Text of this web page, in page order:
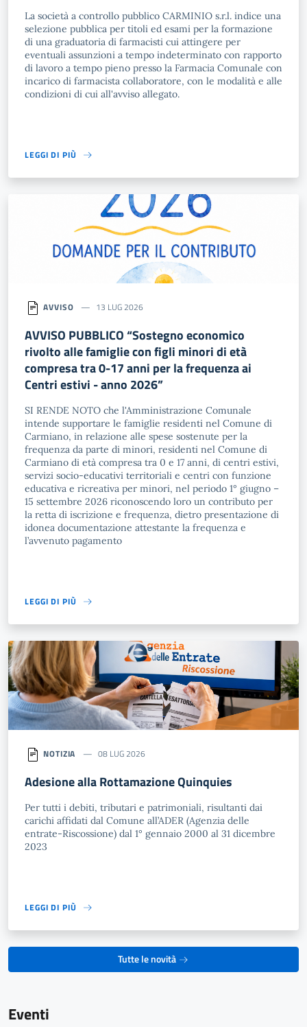
La società a controllo pubblico CARMINIO s.r.l. indice una
selezione pubblica per titoli ed esami per la formazione
di una graduatoria di farmacisti cui attingere per
eventuali assunzioni a tempo indeterminato con rapporto
di lavoro a tempo pieno presso la Farmacia Comunale con
incarico di farmacista collaboratore, con le modalità e alle
condizioni di cui all'avviso allegato.
LEGGI DI PIÙ
AVVISO 13 LUG 2026
AVVISO PUBBLICO “Sostegno economico
rivolto alle famiglie con figli minori di età
compresa tra 0-17 anni per la frequenza ai
Centri estivi - anno 2026”
SI RENDE NOTO che l'Amministrazione Comunale
intende supportare le famiglie residenti nel Comune di
Carmiano, in relazione alle spese sostenute per la
frequenza da parte di minori, residenti nel Comune di
Carmiano di età compresa tra 0 e 17 anni, di centri estivi,
servizi socio-educativi territoriali e centri con funzione
educativa e ricreativa per minori, nel periodo 1° giugno –
15 settembre 2026 riconoscendo loro un contributo per
la retta di iscrizione e frequenza, dietro presentazione di
idonea documentazione attestante la frequenza e
l’avvenuto pagamento
LEGGI DI PIÙ
NOTIZIA 08 LUG 2026
Adesione alla Rottamazione Quinquies
Per tutti i debiti, tributari e patrimoniali, risultanti dai
carichi affidati dal Comune all’ADER (Agenzia delle
entrate-Riscossione) dal 1° gennaio 2000 al 31 dicembre
2023
LEGGI DI PIÙ
Tutte le novità
Eventi